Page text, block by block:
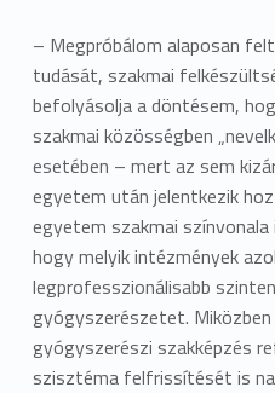
– Megpróbálom alaposan
tudását, szakmai
befolyásolja a döntésem,
szakmai közösségben
esetében – mert az sem
egyetem után jelentkezik
egyetem szakmai
hogy melyik intézmények
legprofesszionálisabb
gyógyszerészetet. Miközben
gyógyszerészi szakképzés
szisztéma felfrissítését is